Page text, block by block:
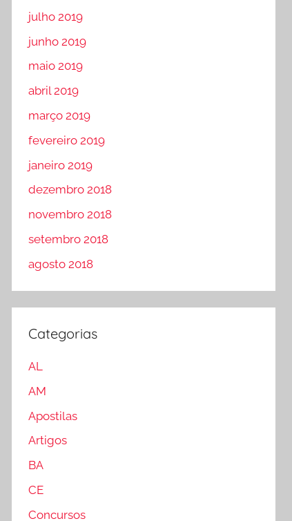
julho 2019
junho 2019
maio 2019
abril 2019
março 2019
fevereiro 2019
janeiro 2019
dezembro 2018
novembro 2018
setembro 2018
agosto 2018
Categorias
AL
AM
Apostilas
Artigos
BA
CE
Concursos